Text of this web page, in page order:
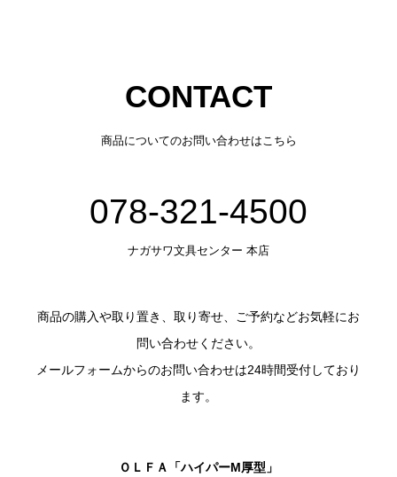
CONTACT
商品についてのお問い合わせはこちら
078-321-4500
ナガサワ文具センター 本店
商品の購入や取り置き、取り寄せ、ご予約などお気軽にお
問い合わせください。
メールフォームからのお問い合わせは24時間受付しており
ます。
ＯＬＦＡ「ハイパーM厚型」